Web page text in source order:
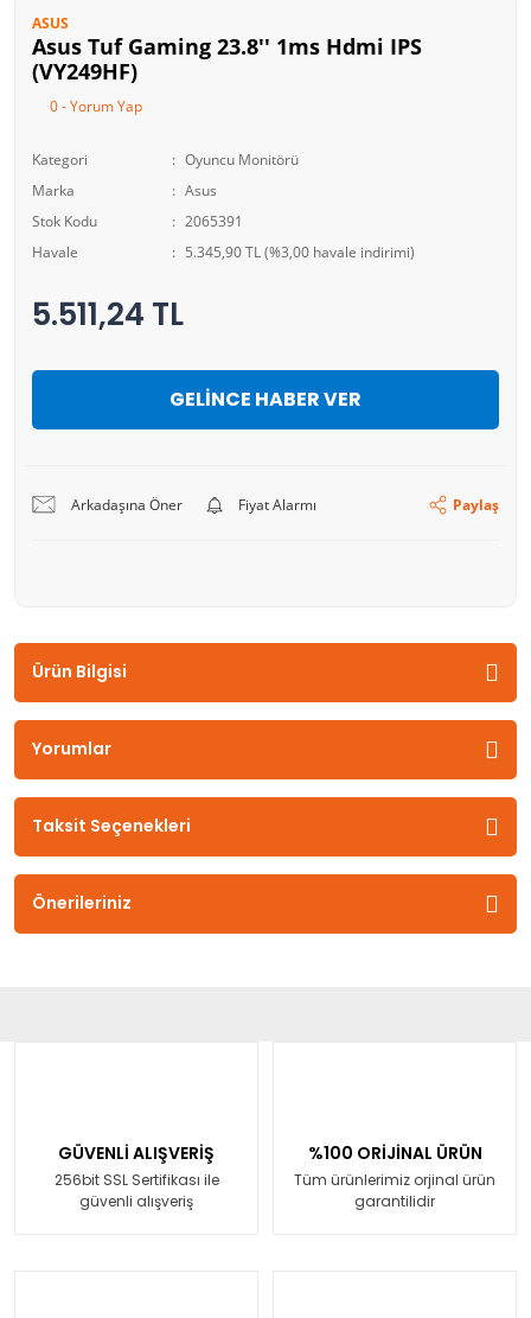
ASUS
Asus Tuf Gaming 23.8'' 1ms Hdmi IPS
(VY249HF)
0 - Yorum Yap
Kategori
Oyuncu Monitörü
Marka
Asus
Stok Kodu
2065391
Havale
5.345,90 TL (%3,00 havale indirimi)
5.511,24 TL
GELİNCE HABER VER
Arkadaşına Öner Fiyat Alarmı Paylaş
Ürün Bilgisi
Yorumlar
Taksit Seçenekleri
Önerileriniz
GÜVENLİ ALIŞVERİŞ
256bit SSL Sertifikası ile
güvenli alışveriş
%100 ORİJİNAL ÜRÜN
Tüm ürünlerimiz orjinal ürün
garantilidir